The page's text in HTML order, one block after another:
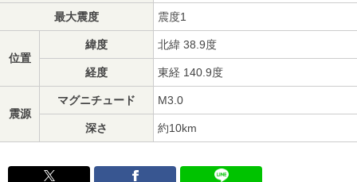
最大震度 震度1
位置
緯度 北緯 38.9度
経度 東経 140.9度
震源
マグニチュード M3.0
深さ 約10km